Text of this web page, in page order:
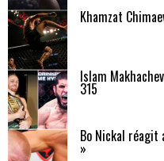
Khamzat
Islam
315
Bo Nickal réagit
»